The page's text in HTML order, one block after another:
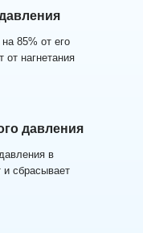
85% от его
нагнетания
давления
в
и сбрасывает